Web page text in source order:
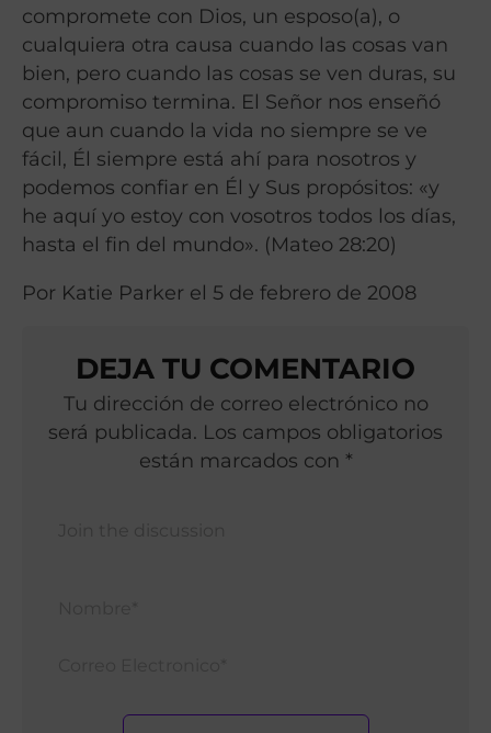
compromete con Dios, un esposo(a), o
cualquiera otra causa cuando las cosas van
bien, pero cuando las cosas se ven duras, su
compromiso termina. El Señor nos enseñó
que aun cuando la vida no siempre se ve
fácil, Él siempre está ahí para nosotros y
podemos confiar en Él y Sus propósitos: «y
he aquí yo estoy con vosotros todos los días,
hasta el fin del mundo». (Mateo 28:20)
Por Katie Parker el 5 de febrero de 2008
DEJA TU COMENTARIO
Tu dirección de correo electrónico no
será publicada. Los campos obligatorios
están marcados con *